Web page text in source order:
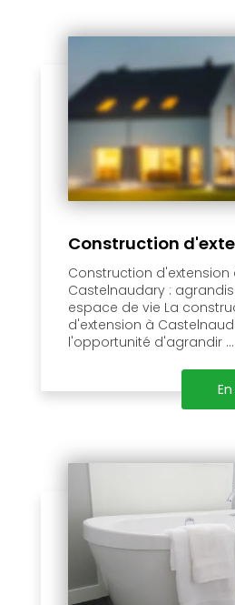
Construction
Construction d'extension
Castelnaudary :
espace de vie La
d'extension à
l'opportunité d'agrandir ...